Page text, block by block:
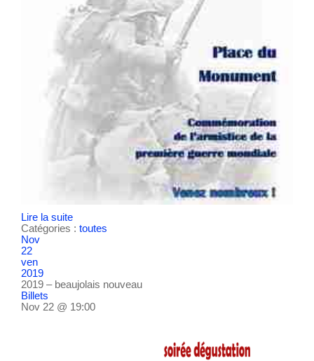
Lire la suite
Catégories : toutes
Nov
22
ven
2019
2019 – beaujolais nouveau
Billets
Nov 22 @ 19:00